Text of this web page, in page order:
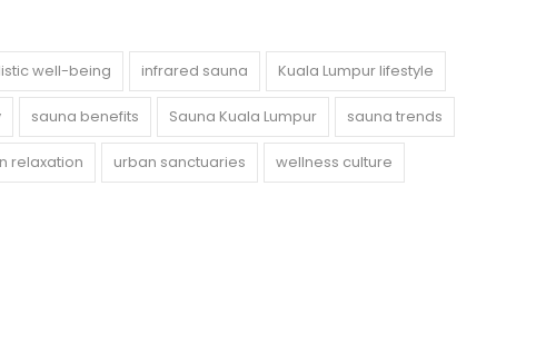
well-being infrared sauna Kuala Lumpur lifestyle
sauna benefits Sauna Kuala Lumpur sauna trends
relaxation urban sanctuaries wellness culture